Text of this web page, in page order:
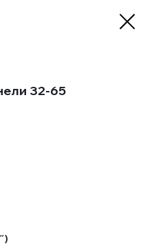
32-65